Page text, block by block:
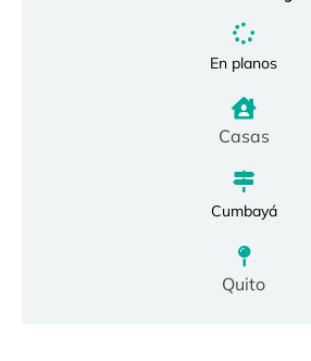
En planos
Casas
Cumbayá
Quito